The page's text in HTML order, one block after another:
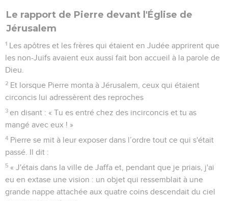
Le rapport de Pierre devant l'Église de
Jérusalem
1 Les apôtres et les frères qui étaient en Judée apprirent que
les non-Juifs avaient eux aussi fait bon accueil à la parole de
Dieu.
2 Et lorsque Pierre monta à Jérusalem, ceux qui étaient
circoncis lui adressèrent des reproches
3 en disant : « Tu es entré chez des incirconcis et tu as
mangé avec eux ! »
4 Pierre se mit à leur exposer dans l’ordre tout ce qui s'était
passé. Il dit :
5 « J'étais dans la ville de Jaffa et, pendant que je priais, j'ai
eu en extase une vision : un objet qui ressemblait à une
grande nappe attachée aux quatre coins descendait du ciel